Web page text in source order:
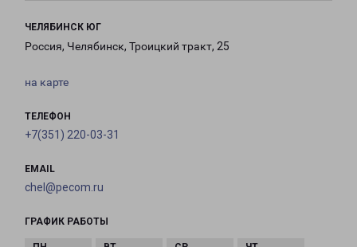
ЧЕЛЯБИНСК ЮГ
Россия, Челябинск, Троицкий тракт, 25
на карте
ТЕЛЕФОН
+7(351) 220-03-31
EMAIL
chel@pecom.ru
ГРАФИК РАБОТЫ